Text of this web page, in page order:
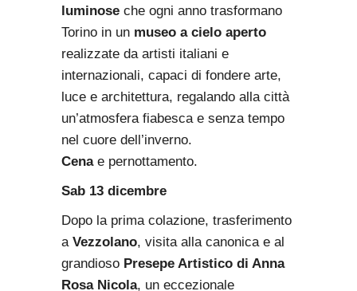
luminose che ogni anno trasformano
Torino in un museo a cielo aperto
realizzate da artisti italiani e
internazionali, capaci di fondere arte,
luce e architettura, regalando alla città
un’atmosfera fiabesca e senza tempo
nel cuore dell’inverno.
Cenae pernottamento.
Sab 13 dicembre
Dopo la prima colazione, trasferimento
aVezzolano, visita alla canonica e al
grandioso Presepe Artistico di Anna
Rosa Nicola, un eccezionale